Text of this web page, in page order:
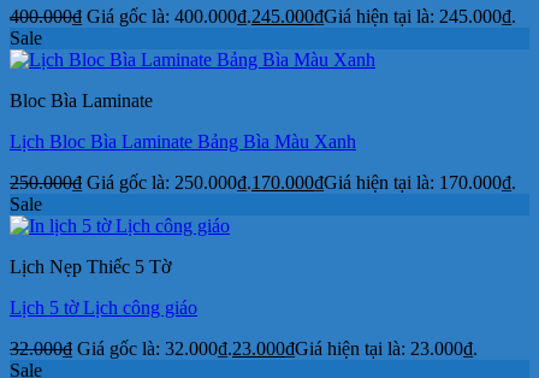
400.000₫ Giá gốc là: 400.000₫.245.000₫Giá hiện tại là: 245.000₫.
Sale
Bloc Bìa Laminate
Lịch Bloc Bìa Laminate Bảng Bìa Màu Xanh
250.000₫ Giá gốc là: 250.000₫.170.000₫Giá hiện tại là: 170.000₫.
Sale
Lịch Nẹp Thiếc 5 Tờ
Lịch 5 tờ Lịch công giáo
32.000₫ Giá gốc là: 32.000₫.23.000₫Giá hiện tại là: 23.000₫.
Sale